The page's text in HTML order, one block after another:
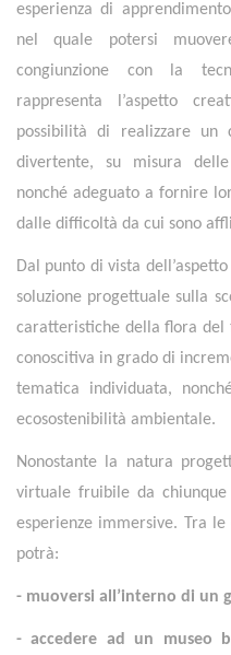
esperienza di
nel quale potersi
congiunzione con la
rappresenta l’aspetto
possibilità di realizzare un
divertente, su misura
nonché adeguato a fornire
dalle difficoltà da cui sono
Dal punto di vista
soluzione progettuale sulla
caratteristiche della flora
conoscitiva in grado di
tematica individuata,
ecosostenibilità ambientale.
Nonostante la natura
virtuale fruibile da
esperienze immersive. Tra
potrà:
- muoversi all’interno di un
- accedere ad un museo